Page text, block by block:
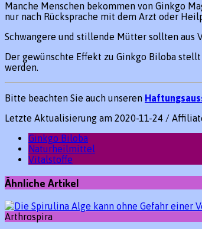
Manche Menschen bekommen von Ginkgo
nur nach Rücksprache mit dem Arzt oder
Schwangere und stillende Mütter sollten aus
Der gewünschte Effekt zu Ginkgo Biloba
werden.
Bitte beachten Sie auch unseren
Letzte Aktualisierung am 2020-11-24 /
Ginkgo Biloba
Naturheilmittel
Vitalstoffe
Ähnliche Artikel
Arthrospira